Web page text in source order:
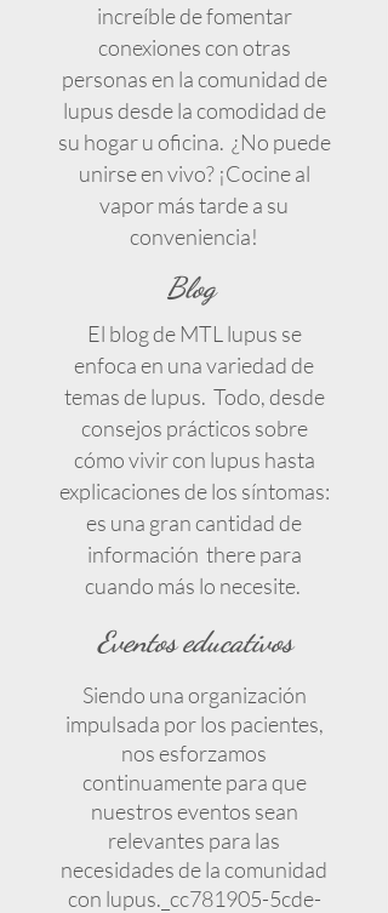
increíble de fomentar
conexiones con otras
personas en la comunidad de
lupus desde la comodidad de
su hogar u oficina. ¿No puede
unirse en vivo? ¡Cocine al
vapor más tarde a su
conveniencia!
Blog
El blog de MTL lupus se
enfoca en una variedad de
temas de lupus. Todo, desde
consejos prácticos sobre
cómo vivir con lupus hasta
explicaciones de los síntomas:
es una gran cantidad de
información there para
cuando más lo necesite.
Eventos educativos
Siendo una organización
impulsada por los pacientes,
nos esforzamos
continuamente para que
nuestros eventos sean
relevantes para las
necesidades de la comunidad
con lupus._cc781905-5cde-